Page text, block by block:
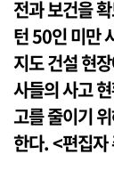
전과 보건을
턴 50인 미만
지도 건설 현
사들의 사고
고를 줄이기
한다. <편집자